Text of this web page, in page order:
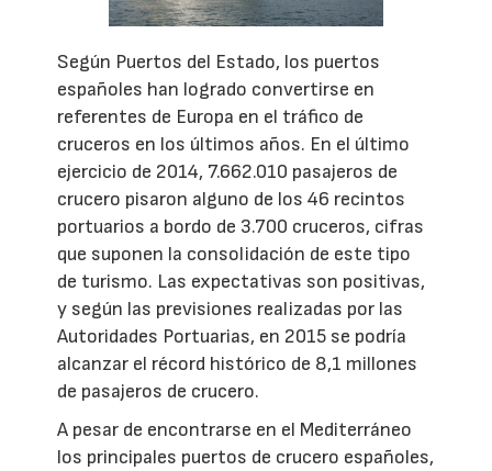
Según Puertos del Estado, los puertos
españoles han logrado convertirse en
referentes de Europa en el tráfico de
cruceros en los últimos años. En el último
ejercicio de 2014, 7.662.010 pasajeros de
crucero pisaron alguno de los 46 recintos
portuarios a bordo de 3.700 cruceros, cifras
que suponen la consolidación de este tipo
de turismo. Las expectativas son positivas,
y según las previsiones realizadas por las
Autoridades Portuarias, en 2015 se podría
alcanzar el récord histórico de 8,1 millones
de pasajeros de crucero.
A pesar de encontrarse en el Mediterráneo
los principales puertos de crucero españoles,